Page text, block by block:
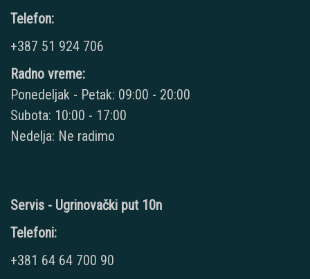
Telefon:
+387 51 924 706
Radno vreme:
Ponedeljak - Petak: 09:00 - 20:00
Subota: 10:00 - 17:00
Nedelja: Ne radimo
Servis - Ugrinovački put 10n
Telefoni:
+381 64 64 700 90